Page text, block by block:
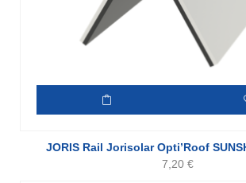
JORIS Rail Jorisolar Opti’Roof
7,20 €